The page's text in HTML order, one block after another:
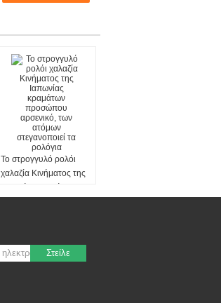
Το στρογγυλό ρολόι
χαλαζία Κινήματος της
Ιαπωνίας κραμάτων
Στείλε